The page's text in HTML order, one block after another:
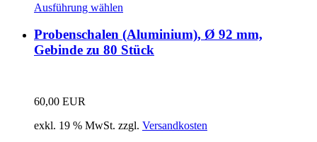
Ausführung wählen
Probenschalen (Aluminium), Ø 92 mm,
Gebinde zu 80 Stück
60,00 EUR
exkl. 19 % MwSt. zzgl. Versandkosten